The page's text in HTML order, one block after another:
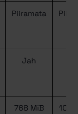
Piiramata
Jah
768 MiB